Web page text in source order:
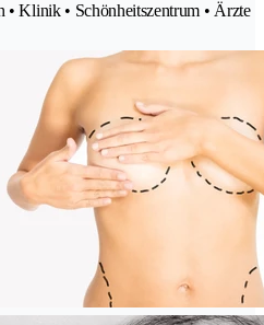
• Klinik • Schönheitszentrum • Ärzte